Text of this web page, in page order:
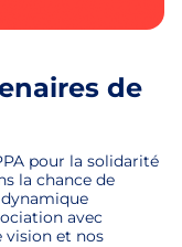
de
pour la solidarité
la chance de
avec
vision et nos